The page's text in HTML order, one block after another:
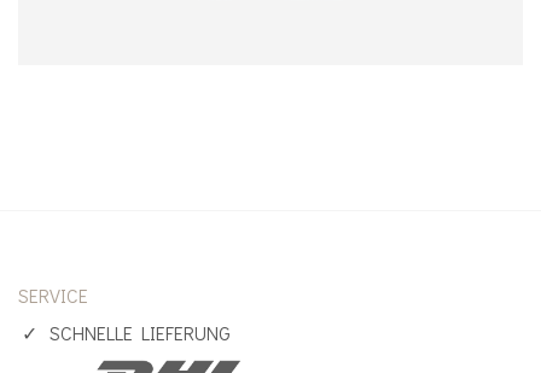
SERVICE
SCHNELLE LIEFERUNG